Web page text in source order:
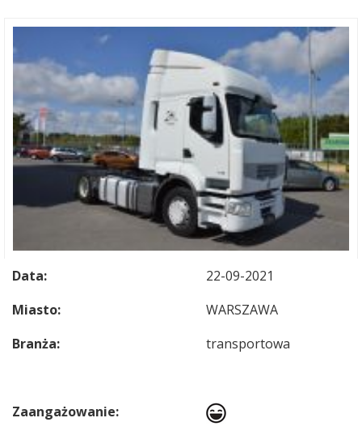
Data:
22-09-2021
Miasto:
WARSZAWA
Branża:
transportowa
Zaangażowanie: